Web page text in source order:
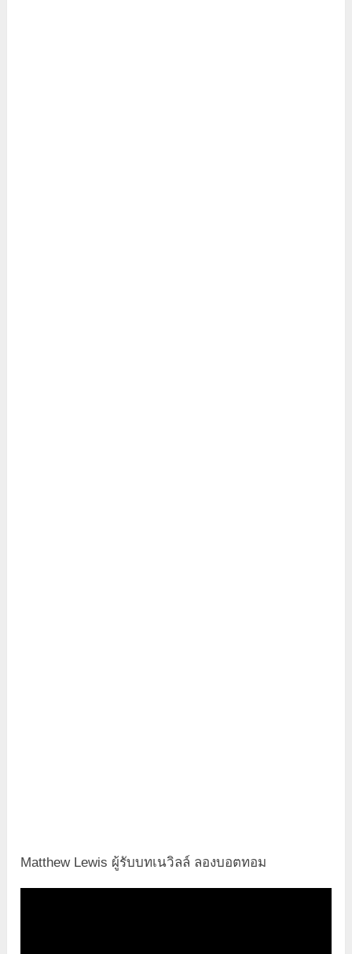
Matthew Lewis ผู้รับบทเนวิลล์ ลองบอตทอม